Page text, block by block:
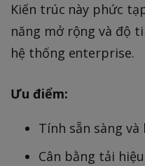
Kiến trúc này phức
năng mở rộng và độ
hệ thống enterprise.
Ưu điểm:
Tính sẵn sàng và
Cân bằng tải